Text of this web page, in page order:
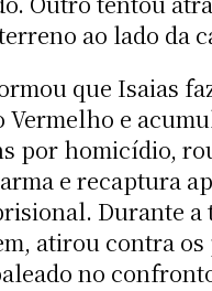
ao lado da
que Isaias
Vermelho e
por homicídio,
e recaptura
Durante a
atirou contra
no